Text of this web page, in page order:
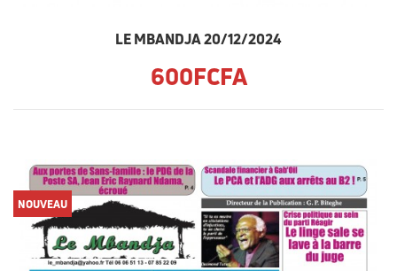
LE MBANDJA 20/12/2024
600FCFA
NOUVEAU